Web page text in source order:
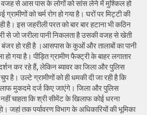
से आस पास के लोगों को सांस लेने में मुश्किल हो
ग्रामीणों को चर्म रोग हो गया है। घरों पर मिट्टी की
है। इस जहरीली परत को बार बार हटाना भी कठिन
से जो जरीला पानी निकलता है उसकी वजह से खेती
हो रही है ।आसपास के कुओं और तालाबों का पानी
हो गया है। पीड़ित ग्रामीण फैक्ट्री के बाहर लगातार
कर रहे हैं, लेकिन ब्यावर का जिला और पुलिस
है। उल्टे ग्रामीणों को ही धमकी दी जा रही है कि
मुकदमे दर्ज किए जाएंगे। जिला और पुलिस
चाहता कि श्री सीमेंट के खिलाफ कोई धरना
जहां तक पर्यावरण विभाग के अधिकारियों की भूमिका